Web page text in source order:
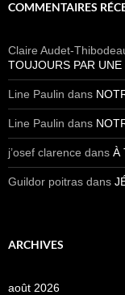
COMMENTAIRES
Claire Audet-
TOUJOURS PAR UNE
Line Paulin dans
Line Paulin dans
j’osef clarence dans À
Guildor poitras dans
ARCHIVES
août 2026